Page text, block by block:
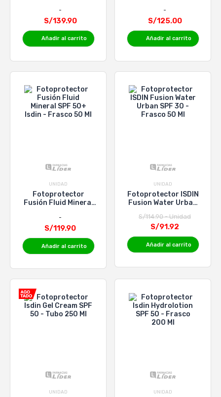
Skin SPF 50+ - Frasco
250 Ml
S/139.90
Añadir al carrito
Seco SPF 50 - Tubo
50 Ml
S/125.00
Añadir al carrito
UNIDAD
Fotoprotector
Fusión Fluid Mineral
Frasco 50 Ml
S/119.90
Añadir al carrito
UNIDAD
Fotoprotector ISDIN
Fusion Water Urban
S/114.90 - Unidad
S/91.92
Añadir al carrito
UNIDAD UNIDAD